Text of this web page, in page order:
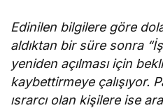
Edinilen bilgilere göre
aldıktan bir süre sonra
yeniden açılması için
kaybettirmeye çalışıyor.
ısrarcı olan kişilere ise